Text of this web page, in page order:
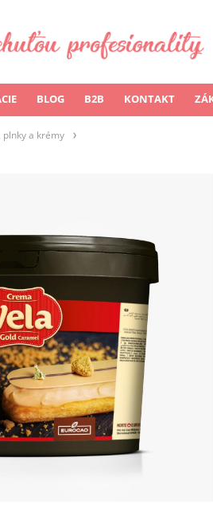
BLOG B2B KONTAKT
plnky a krémy